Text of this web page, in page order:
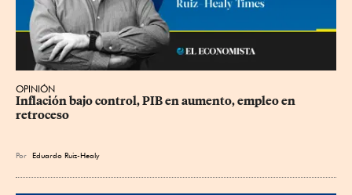
OPINIÓN
Inflación bajo control, PIB en aumento, empleo en
retroceso
Por Eduardo Ruiz-Healy